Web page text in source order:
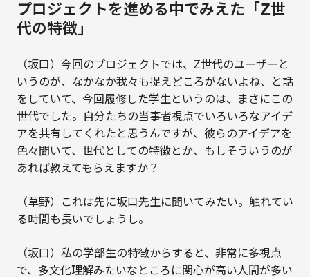
プロジェクトを進める中でみえた「Z世
代の特徴」
（坂口）今回のプロジェクトでは、Z世代のユーザーと
いうのが、なかなか我々も捉えどころがないよね、と話
をしていて、今回履修した学生というのは、まさにこの
世代でした。自分たちの当事者視点でいろいろなアイデ
アを共有してくれたと思うんですが、彼らのアイデアを
色々聞いて、世代としての特徴とか、もしそういうのが
あれば教えてもらえますか？
（草野）これは先に坂口先生に聞いてみたい。触れてい
る時間も長いでしょうし。
（坂口）私の学部生の特徴からすると、非常に多視点
で、多文化理解みたいなところに関心が高い人間が多い